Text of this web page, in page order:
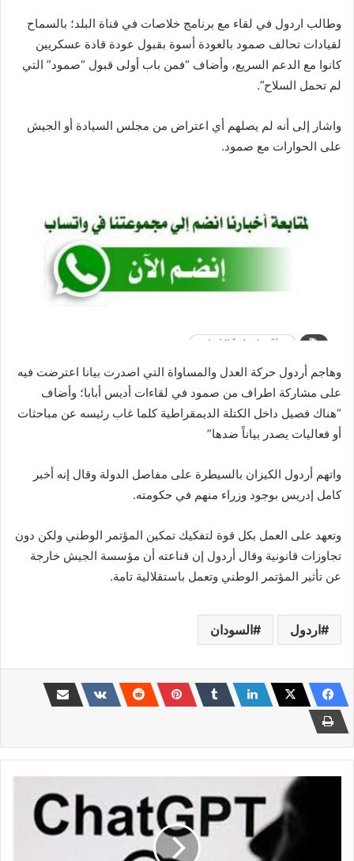
وطالب اردول في لقاء مع برنامج خلاصات في قناة البلد؛ بالسماح
لقيادات تحالف صمود بالعودة أسوة بقبول عودة قادة عسكريين
كانوا مع الدعم السريع، وأضاف “فمن باب أولى قبول “صمود” التي
لم تحمل السلاح”.
واشار إلى أنه لم يصلهم أي اعتراض من مجلس السيادة أو الجيش
على الحوارات مع صمود.
وهاجم أردول حركة العدل والمساواة التي اصدرت بيانا اعترضت فيه
على مشاركة اطراف من صمود في لقاءات أديس أبابا؛ وأضاف
“هناك فصيل داخل الكتلة الديمقراطية كلما غاب رئيسه عن مباحثات
أو فعاليات يصدر بياناً ضدها”
واتهم أردول الكيزان بالسيطرة على مفاصل الدولة وقال إنه أخبر
كامل إدريس بوجود وزراء منهم في حكومته.
وتعهد على العمل بكل قوة لتفكيك تمكين المؤتمر الوطني ولكن دون
تجاوزات قانونية وقال أردول إن قناعته أن مؤسسة الجيش خارجة
عن تأثير المؤتمر الوطني وتعمل باستقلالية تامة.
اردول السودان